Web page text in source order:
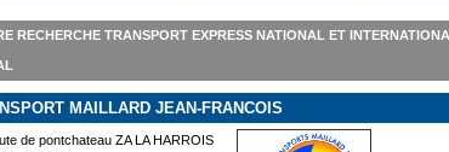
RECHERCHE TRANSPORT EXPRESS NATIONAL ET
MAILLARD JEAN-FRANCOIS
de pontchateau ZA LA HARROIS